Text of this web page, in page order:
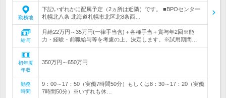
勤務地
下記いずれかに配属予定（2ヵ所は近隣）です。 ■BPOセンター
札幌北八条 北海道札幌市北区北8条西…
給与
月給22万円～35万円(一律手当含)＋各種手当＋賞与年2回※能
力・経験・前職給与等を考慮の上、決定します。※試用期間…
初年度
年収
350万円～650万円
勤務
時間
9：00～17：50（実働7時間50分）もしくは8：30～17：20（実働
7時間50分）※いずれも休…